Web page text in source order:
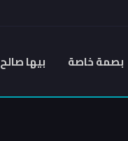
بصمة خاصة بيها صالح